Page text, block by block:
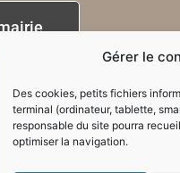
Gérer le
Des cookies, petits fichiers
terminal (ordinateur, tablette,
responsable du site pourra
optimiser la navigation.